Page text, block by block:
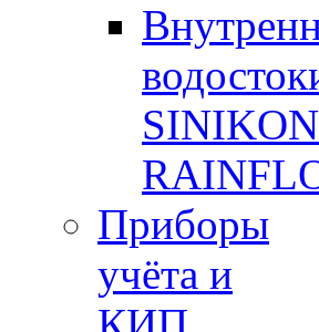
SINIKON
Приборы
учёта и